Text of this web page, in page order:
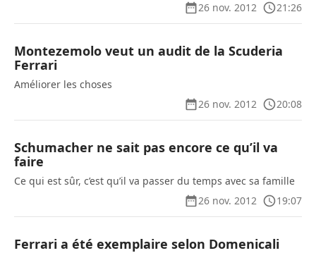
26 nov. 2012
21:26
Montezemolo veut un audit de la Scuderia
Ferrari
Améliorer les choses
26 nov. 2012
20:08
Schumacher ne sait pas encore ce qu’il va
faire
Ce qui est sûr, c’est qu’il va passer du temps avec sa famille
26 nov. 2012
19:07
Ferrari a été exemplaire selon Domenicali